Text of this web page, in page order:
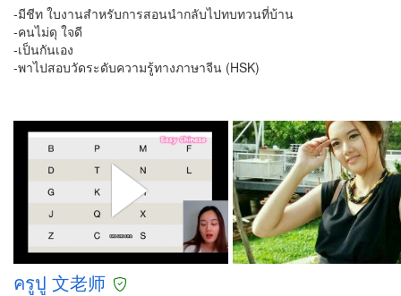
-มีชีท ใบงานสำหรับการสอนนำกลับไปทบทวนที่บ้าน
-คนไม่ดุ ใจดี
-เป็นกันเอง
-พาไปสอบวัดระดับความรู้ทางภาษาจีน (HSK)
ครูปู 文老师